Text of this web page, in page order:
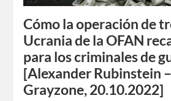
Cómo la operación de
Ucrania de la OFAN
para los criminales de
[Alexander Rubinstein
Grayzone, 20.10.2022]